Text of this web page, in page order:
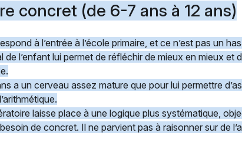
concret (de 6-7 ans à 12 ans)
à l’entrée à l’école primaire, et ce n’est pas un
l’enfant lui permet de réfléchir de mieux en mieux et
a un cerveau assez mature que pour lui permettre
laisse place à une logique plus systématique,
de concret. Il ne parvient pas à raisonner sur de